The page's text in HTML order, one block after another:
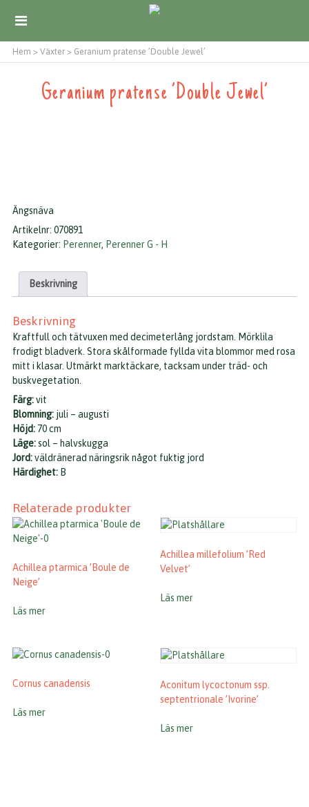
Hem > Växter > Geranium pratense ’Double Jewel’
Geranium pratense ’Double Jewel’
Ängsnäva
Artikelnr: 070891
Kategorier: Perenner, Perenner G - H
Beskrivning
Beskrivning
Kraftfull och tätvuxen med decimeterlång jordstam. Mörklila
frodigt bladverk. Stora skålformade fyllda vita blommor med rosa
mitt i klasar. Utmärkt marktäckare, tacksam under träd- och
buskvegetation.
Färg:vit
Blomning: juli – augusti
Höjd: 70 cm
Läge:sol – halvskugga
Jord:väldränerad näringsrik något fuktig jord
Härdighet: B
Relaterade produkter
Achillea ptarmica ’Boule de
Neige’
Läs mer
Achillea millefolium ’Red
Velvet’
Läs mer
Cornus canadensis
Läs mer
Aconitum lycoctonum ssp.
septentrionale ’Ivorine’
Läs mer